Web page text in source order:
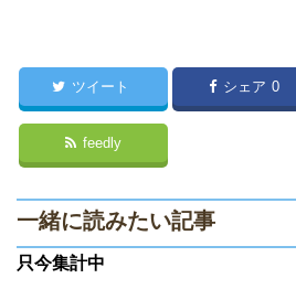
ツイート シェア 0
feedly
一緒に読みたい記事
只今集計中